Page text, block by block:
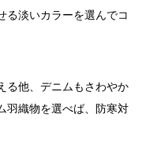
る淡いカラーを選んでコ
る他、デニムもさわやか
羽織物を選べば、防寒対